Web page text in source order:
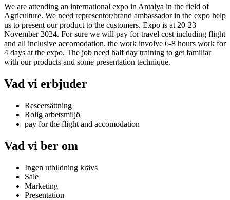
We are attending an international expo in Antalya in the field of
Agriculture. We need representor/brand ambassador in the expo help
us to present our product to the customers. Expo is at 20-23
November 2024. For sure we will pay for travel cost including flight
and all inclusive accomodation. the work involve 6-8 hours work for
4 days at the expo. The job need half day training to get familiar
with our products and some presentation technique.
Vad vi erbjuder
Reseersättning
Rolig arbetsmiljö
pay for the flight and accomodation
Vad vi ber om
Ingen utbildning krävs
Sale
Marketing
Presentation